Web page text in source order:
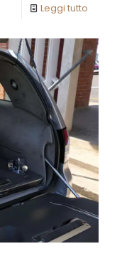
Leggi tutto